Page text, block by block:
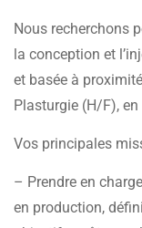
Nous recherchons
la conception et
et basée à
Plasturgie (H/F), en
Vos principales
– Prendre en
en production,